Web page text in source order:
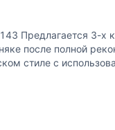
Предлагается 3-х
после полной
стиле с